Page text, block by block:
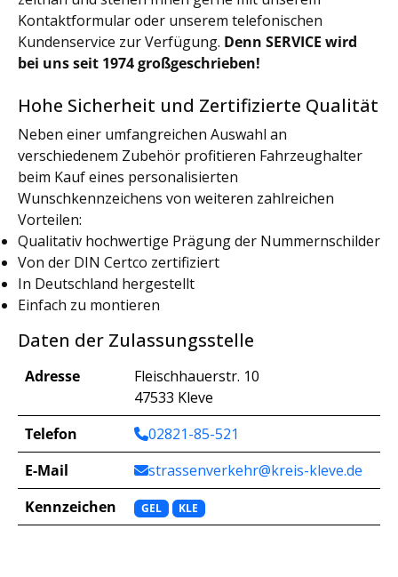
Kontaktformular oder unserem telefonischen
Kundenservice zur Verfügung. Denn SERVICE wird
bei uns seit 1974 großgeschrieben!
Hohe Sicherheit und Zertifizierte Qualität
Neben einer umfangreichen Auswahl an
verschiedenem Zubehör profitieren Fahrzeughalter
beim Kauf eines personalisierten
Wunschkennzeichens von weiteren zahlreichen
Vorteilen:
Qualitativ hochwertige Prägung der Nummernschilder
Von der DIN Certco zertifiziert
In Deutschland hergestellt
Einfach zu montieren
Daten der Zulassungsstelle
Adresse
Fleischhauerstr. 10
47533 Kleve
Telefon
02821-85-521
E-Mail
strassenverkehr@kreis-kleve.de
Kennzeichen
GEL KLE